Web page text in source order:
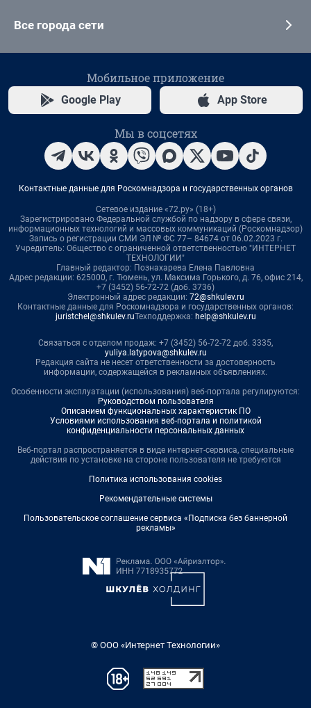
Все города сети
Мобильное приложение
Google Play App Store
Мы в соцсетях
Контактные данные для Роскомнадзора и государственных органов
Сетевое издание «72.ру» (18+)
Зарегистрировано Федеральной службой по надзору в сфере связи,
информационных технологий и массовых коммуникаций (Роскомнадзор)
Запись о регистрации СМИ ЭЛ № ФС 77– 84674 от 06.02.2023 г.
Учредитель: Общество с ограниченной ответственностью "ИНТЕРНЕТ
ТЕХНОЛОГИИ"
Главный редактор: Познахарева Елена Павловна
Адрес редакции: 625000, г. Тюмень, ул. Максима Горького, д. 76, офис 214,
+7 (3452) 56-72-72 (доб. 3736)
Электронный адрес редакции: 72@shkulev.ru
Контактные данные для Роскомнадзора и государственных органов:
juristchel@shkulev.ruТехподдержка: help@shkulev.ru
Связаться с отделом продаж: +7 (3452) 56-72-72 доб. 3335,
yuliya.latypova@shkulev.ru
Редакция сайта не несет ответственности за достоверность
информации, содержащейся в рекламных объявлениях.
Особенности эксплуатации (использования) веб-портала регулируются:
Руководством пользователя
Описанием функциональных характеристик ПО
Условиями использования веб-портала и политикой
конфиденциальности персональных данных
Веб-портал распространяется в виде интернет-сервиса, специальные
действия по установке на стороне пользователя не требуются
Политика использования cookies
Рекомендательные системы
Пользовательское соглашение сервиса «Подписка без баннерной
рекламы»
© ООО «Интернет Технологии»